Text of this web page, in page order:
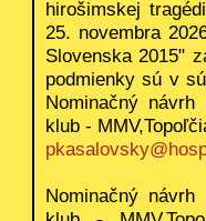
hirošimskej
25. novembra
Slovenska 2015"
podmienky sú v
Nominačný
klub -
Nominačný